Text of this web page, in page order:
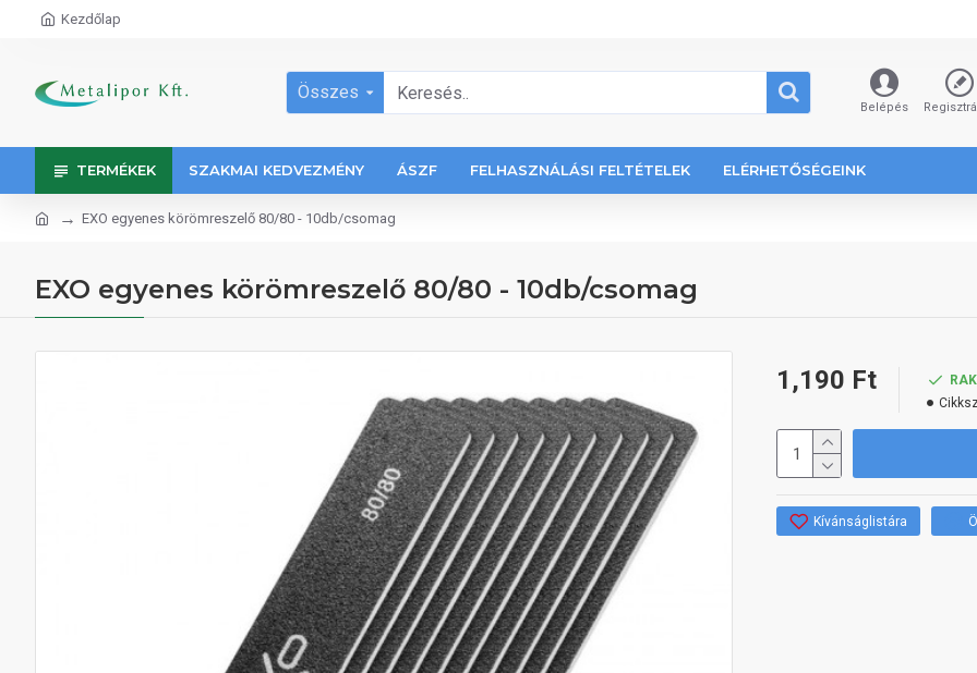
Kezdőlap
Összes
Belépés
TERMÉKEK SZAKMAI KEDVEZMÉNY ÁSZF FELHASZNÁLÁSI FELTÉTELEK ELÉRHETŐSÉGEINK
EXO egyenes körömreszelő 80/80 - 10db/csomag
EXO egyenes körömreszelő 80/80 - 10db/csomag
1,190 Ft
Kívánságlistára